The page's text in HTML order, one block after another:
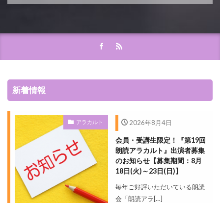
新着情報
アラカルト 2026年8月4日
会員・受講生限定！『第19回
朗読アラカルト』出演者募集
のお知らせ【募集期間：8月
18日(火)～23日(日)】
毎年ご好評いただいている朗読
会「朗読アラ[…]